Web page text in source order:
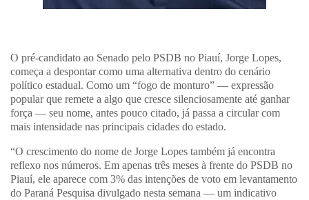
O pré-candidato ao Senado pelo PSDB no Piauí, Jorge Lopes,
começa a despontar como uma alternativa dentro do cenário
político estadual. Como um “fogo de monturo” — expressão
popular que remete a algo que cresce silenciosamente até ganhar
força — seu nome, antes pouco citado, já passa a circular com
mais intensidade nas principais cidades do estado.
“O crescimento do nome de Jorge Lopes também já encontra
reflexo nos números. Em apenas três meses à frente do PSDB no
Piauí, ele aparece com 3% das intenções de voto em levantamento
do Paraná Pesquisa divulgado nesta semana — um indicativo